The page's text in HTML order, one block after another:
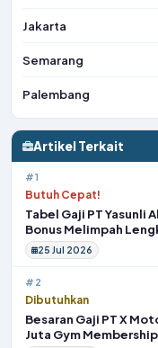
Jakarta
Semarang
Palembang
Artikel Terkait
#1
Butuh Cepat!
Tabel Gaji PT Yasunli
Bonus Melimpah
25 Jul 2026
#2
Dibutuhkan
Besaran Gaji PT X
Juta Gym